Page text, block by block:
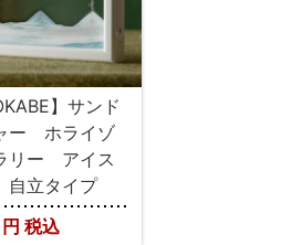
】サンド
ー ホライゾ
リー アイス
立タイプ
円 税込